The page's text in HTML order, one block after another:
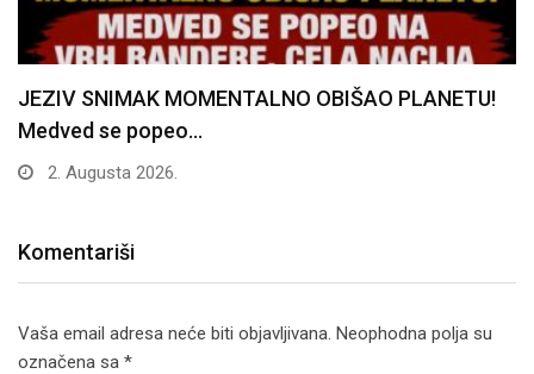
JEZIV SNIMAK MOMENTALNO OBIŠAO PLANETU!
Medved se popeo…
2. Augusta 2026.
Komentariši
Vaša email adresa neće biti objavljivana. Neophodna polja su
označena sa *